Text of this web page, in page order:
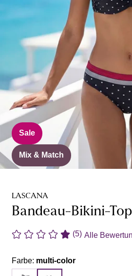
Sale
Mix & Match
LASCANA
Bandeau-Bikini-
(5) Alle
Farbe: multi-color